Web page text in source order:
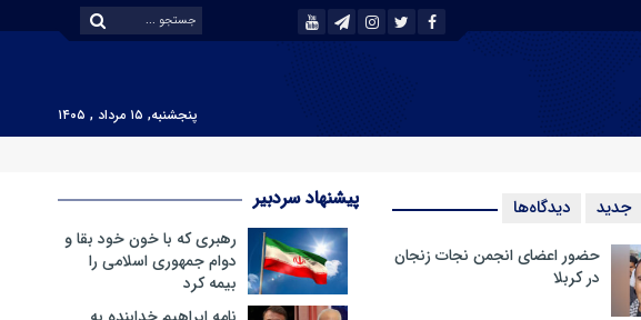
پنجشنبه, ۱۵ مرداد , ۱۴۰۵
جدید دیدگاه‌ها
حضور اعضای انجمن نجات زنجان
در کربلا
پیشنهاد سردبیر
رهبری که با خون خود بقا و
دوام جمهوری اسلامی را
بیمه کرد